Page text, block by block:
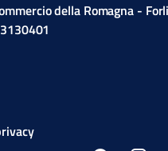
della Romagna -